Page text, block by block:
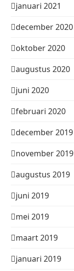
januari 2021
december 2020
oktober 2020
augustus 2020
juni 2020
februari 2020
december 2019
november 2019
augustus 2019
juni 2019
mei 2019
maart 2019
januari 2019